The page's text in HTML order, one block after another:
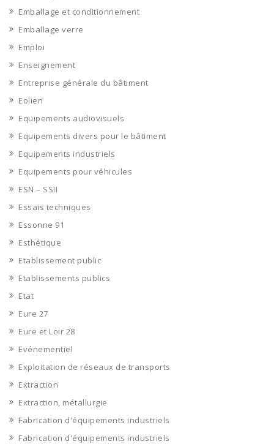
Emballage et conditionnement
Emballage verre
Emploi
Enseignement
Entreprise générale du bâtiment
Eolien
Equipements audiovisuels
Equipements divers pour le bâtiment
Equipements industriels
Equipements pour véhicules
ESN – SSII
Essais techniques
Essonne 91
Esthétique
Etablissement public
Etablissements publics
Etat
Eure 27
Eure et Loir 28
Evénementiel
Exploitation de réseaux de transports
Extraction
Extraction, métallurgie
Fabrication d'équipements industriels
Fabrication d'équipements industriels